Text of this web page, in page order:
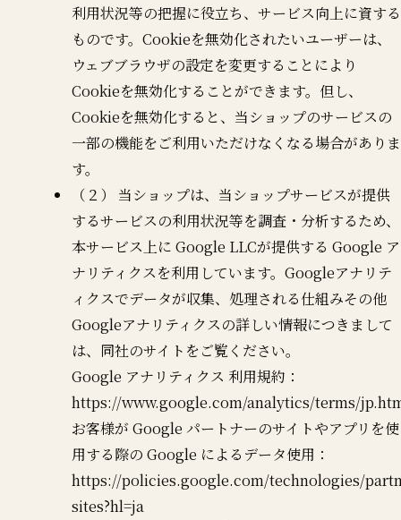
利用状況等の把握に役立ち、サービス向上に資する
ものです。Cookieを無効化されたいユーザーは、
ウェブブラウザの設定を変更することにより
Cookieを無効化することができます。但し、
Cookieを無効化すると、当ショップのサービスの
一部の機能をご利用いただけなくなる場合がありま
す。
（２） 当ショップは、当ショップサービスが提供
するサービスの利用状況等を調査・分析するため、
本サービス上に Google LLCが提供する Google ア
ナリティクスを利用しています。Googleアナリテ
ィクスでデータが収集、処理される仕組みその他
Googleアナリティクスの詳しい情報につきまして
は、同社のサイトをご覧ください。
Google アナリティクス 利用規約：
https://www.google.com/analytics/terms/
お客様が Google パートナーのサイトやアプリを使
用する際の Google によるデータ使用：
https://policies.google.com/technologies/
sites?hl=ja